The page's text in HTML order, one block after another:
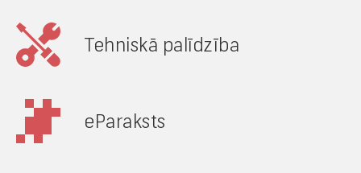
Tehniskā palīdzība
eParaksts